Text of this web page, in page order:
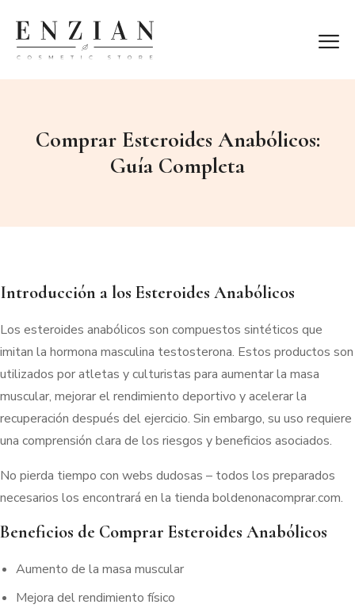
Comprar Esteroides Anabólicos:
Guía Completa
Introducción a los Esteroides Anabólicos
Los esteroides anabólicos son compuestos sintéticos que
imitan la hormona masculina testosterona. Estos productos son
utilizados por atletas y culturistas para aumentar la masa
muscular, mejorar el rendimiento deportivo y acelerar la
recuperación después del ejercicio. Sin embargo, su uso requiere
una comprensión clara de los riesgos y beneficios asociados.
No pierda tiempo con webs dudosas – todos los preparados
necesarios los encontrará en la tienda boldenonacomprar.com.
Beneficios de Comprar Esteroides Anabólicos
Aumento de la masa muscular
Mejora del rendimiento físico